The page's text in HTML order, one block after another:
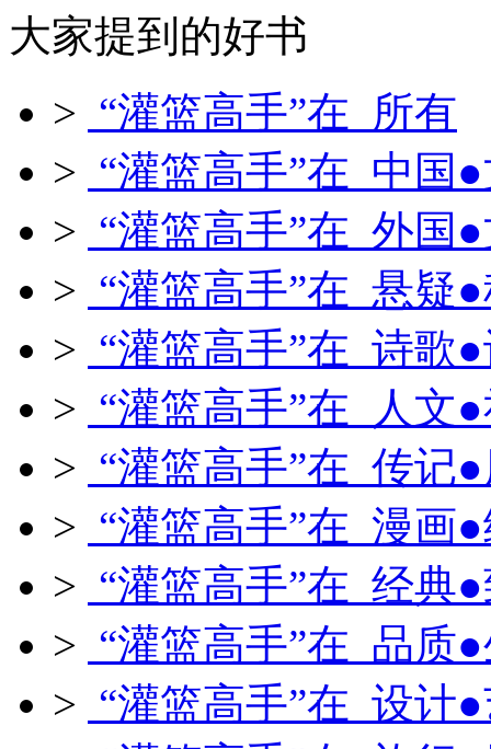
大家提到的好书
> “灌篮高手”在 所有
> “灌篮高手”在 中国
> “灌篮高手”在 外国
> “灌篮高手”在 悬疑
> “灌篮高手”在 诗歌
> “灌篮高手”在 人文
> “灌篮高手”在 传记
> “灌篮高手”在 漫画
> “灌篮高手”在 经典
> “灌篮高手”在 品质
> “灌篮高手”在 设计